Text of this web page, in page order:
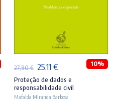
ADICIONAR
27,90€ O
preço
original
25,11 €O
preço
atual
10%
Proteção de dados e
responsabilidade civil
Mafalda Miranda Barbosa